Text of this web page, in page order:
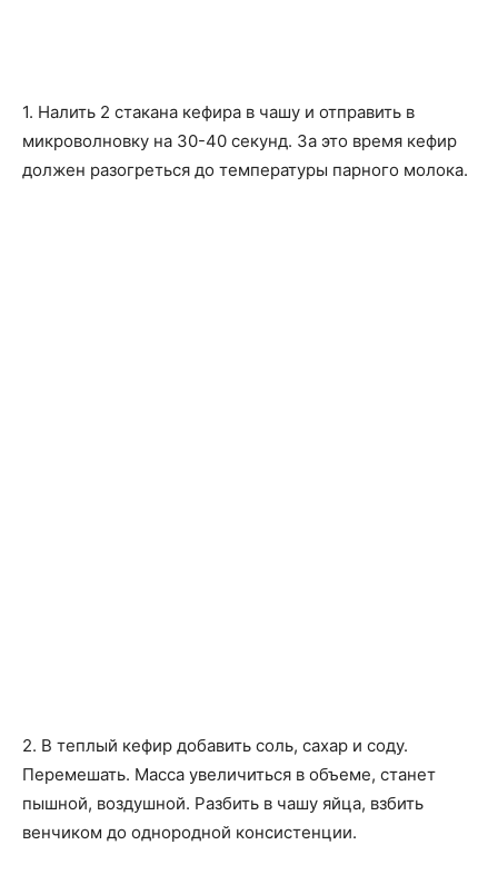
1. Налить 2 стакана кефира в чашу и отправить в
микроволновку на 30-40 секунд. За это время кефир
должен разогреться до температуры парного молока.
2. В теплый кефир добавить соль, сахар и соду.
Перемешать. Масса увеличиться в объеме, станет
пышной, воздушной. Разбить в чашу яйца, взбить
венчиком до однородной консистенции.